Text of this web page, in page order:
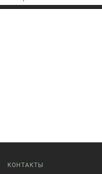
КОНТАКТЫ